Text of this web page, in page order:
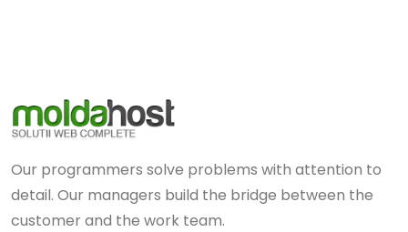
Our programmers solve problems with attention to
detail. Our managers build the bridge between the
customer and the work team.